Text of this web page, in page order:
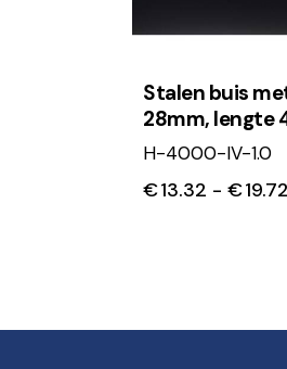
Stalen buis
28mm, lengte
H-4000-IV-1.0
€13.32 - €19.72